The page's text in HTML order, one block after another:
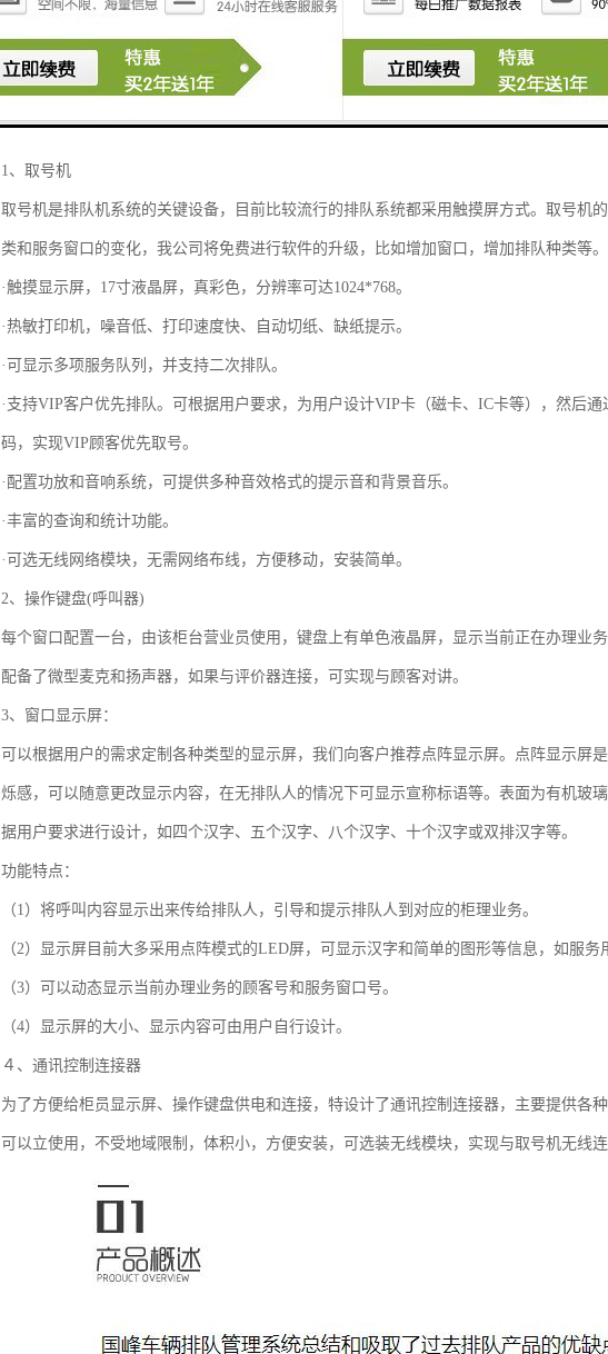
主要构件及功能
1、取号机
取号机是排队机系统的关键设备，目前比较流行的排队系统都采用触摸屏方式。取号机
类和服务窗口的变化，我公司将免费进行软件的升级，比如增加窗口，增加排队种类等。
·触摸显示屏，17寸液晶屏，真彩色，分辨率可达1024*768。
·热敏打印机，噪音低、打印速度快、自动切纸、缺纸提示。
·可显示多项服务队列，并支持二次排队。
·支持VIP客户优先排队。可根据用户要求，为用户设计VIP卡（磁卡、IC卡等），然后
码，实现VIP顾客优先取号。
·配置功放和音响系统，可提供多种音效格式的提示音和背景音乐。
·丰富的查询和统计功能。
·可选无线网络模块，无需网络布线，方便移动，安装简单。
2、操作键盘(呼叫器)
每个窗口配置一台，由该柜台营业员使用，键盘上有单色液晶屏，显示当前正在办理业
配备了微型麦克和扬声器，如果与评价器连接，可实现与顾客对讲。
3、窗口显示屏：
可以根据用户的需求定制各种类型的显示屏，我们向客户推荐点阵显示屏。点阵显示屏
烁感，可以随意更改显示内容，在无排队人的情况下可显示宣称标语等。表面为有机玻
据用户要求进行设计，如四个汉字、五个汉字、八个汉字、十个汉字或双排汉字等。
功能特点：
（1）将呼叫内容显示出来传给排队人，引导和提示排队人到对应的柜理业务。
（2）显示屏目前大多采用点阵模式的LED屏，可显示汉字和简单的图形等信息，如服务
（3）可以动态显示当前办理业务的顾客号和服务窗口号。
（4）显示屏的大小、显示内容可由用户自行设计。
４、通讯控制连接器
为了方便给柜员显示屏、操作键盘供电和连接，特设计了通讯控制连接器，主要提供各种
可以立使用，不受地域限制，体积小，方便安装，可选装无线模块，实现与取号机无线连